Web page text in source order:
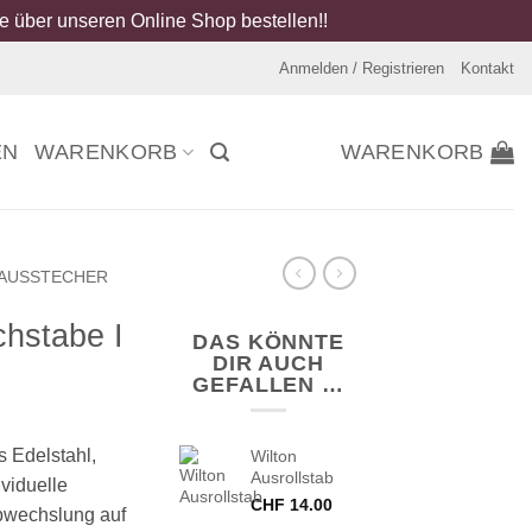
über unseren Online Shop bestellen!!
Anmelden / Registrieren Kontakt
WARENKORB WARENKORB
I
Edelstahl,
auf
DAS KÖNNTE
DIR AUCH
GEFALLEN …
Wilton
Ausrollstab
CHF 14.00